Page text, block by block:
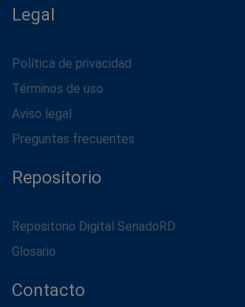
Legal
Política de privacidad
Términos de uso
Aviso legal
Preguntas frecuentes
Repositorio
Repositorio Digital SenadoRD
Glosario
Contacto